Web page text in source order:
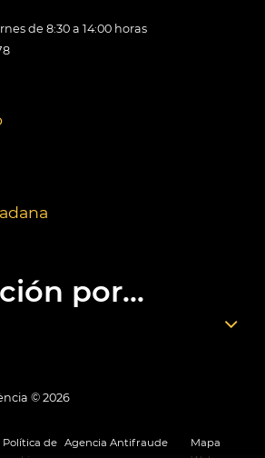
de 8:30 a 14:00 horas
por...
© 2026
Política de Agencia Antifraude
Mapa